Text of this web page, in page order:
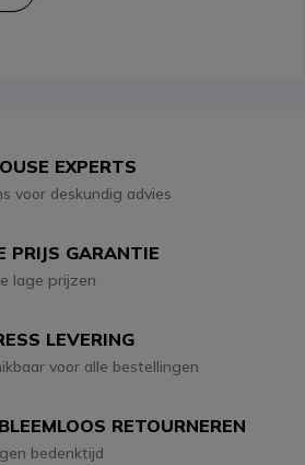
EXPERTS
voor deskundig advies
PRIJS GARANTIE
lage prijzen
LEVERING
voor alle bestellingen
RETOURNEREN
bedenktijd